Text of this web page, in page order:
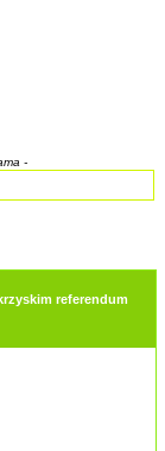
-
referendum